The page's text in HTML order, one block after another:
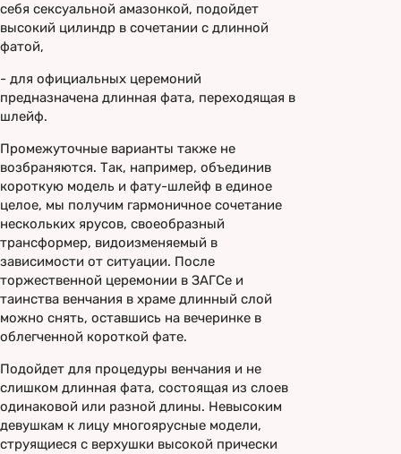
себя сексуальной амазонкой, подойдет
высокий цилиндр в сочетании с длинной
фатой,
- для официальных церемоний
предназначена длинная фата, переходящая в
шлейф.
Промежуточные варианты также не
возбраняются. Так, например, объединив
короткую модель и фату-шлейф в единое
целое, мы получим гармоничное сочетание
нескольких ярусов, своеобразный
трансформер, видоизменяемый в
зависимости от ситуации. После
торжественной церемонии в ЗАГСе и
таинства венчания в храме длинный слой
можно снять, оставшись на вечеринке в
облегченной короткой фате.
Подойдет для процедуры венчания и не
слишком длинная фата, состоящая из слоев
одинаковой или разной длины. Невысоким
девушкам к лицу многоярусные модели,
струящиеся с верхушки высокой прически